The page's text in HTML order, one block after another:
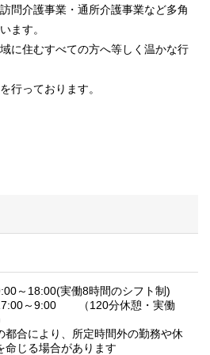
問介護事業・通所介護事業など多角
ます。
に住むすべての方へ等しく温かな行
行っております。
～18:00(実働8時間のシフト制)
～9:00 （120分休憩・実働
都合により、所定時間外の勤務や休
命じる場合があります